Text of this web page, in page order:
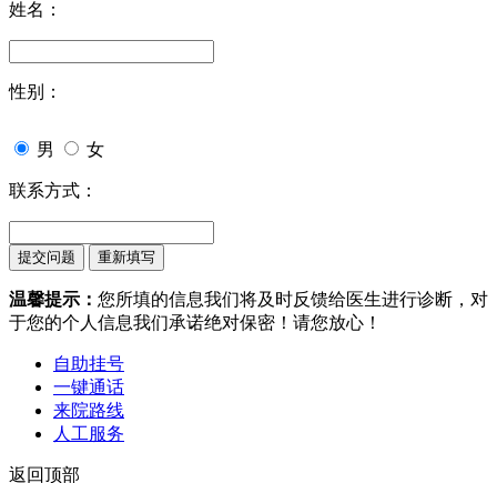
姓名：
性别：
男 女
联系方式：
温馨提示： 您所填的信息我们将及时反馈给医生进行诊断，对
于您的个人信息我们承诺绝对保密！请您放心！
自助挂号
一键通话
来院路线
人工服务
返回顶部